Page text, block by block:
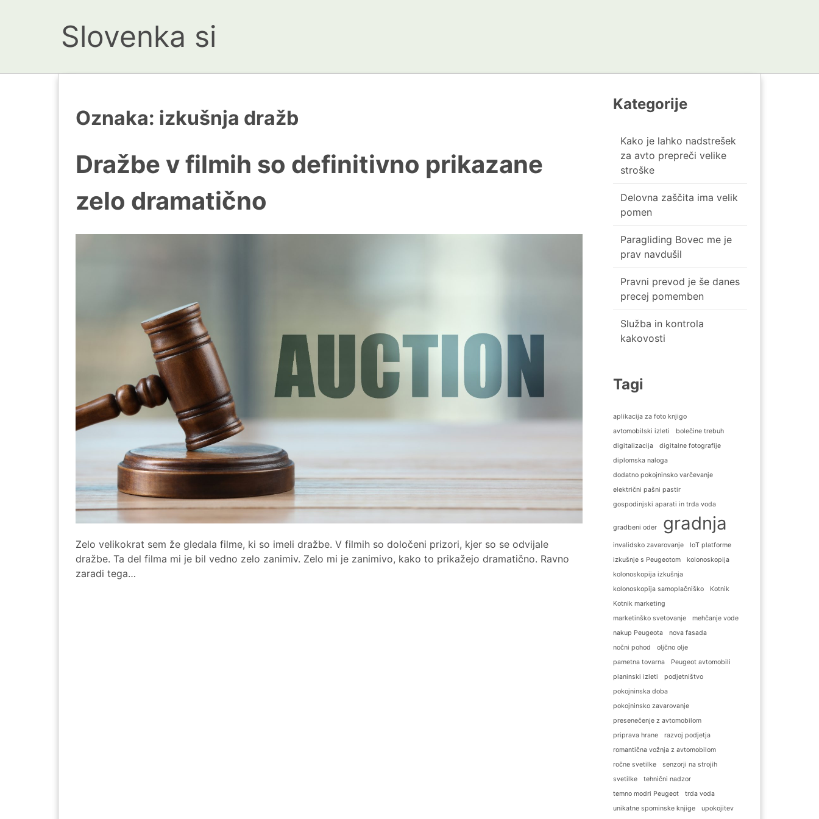
Slovenka si
Oznaka: izkušnja dražb
Dražbe v filmih so definitivno prikazane
zelo dramatično
Zelo velikokrat sem že gledala filme, ki so imeli dražbe. V filmih so določeni prizori, kjer so se odvijale
dražbe. Ta del filma mi je bil vedno zelo zanimiv. Zelo mi je zanimivo, kako to prikažejo dramatično. Ravno
zaradi tega…
Kategorije
Kako je lahko nadstrešek
za avto prepreči velike
stroške
Delovna zaščita ima velik
pomen
Paragliding Bovec me je
prav navdušil
Pravni prevod je še danes
precej pomemben
Služba in kontrola
kakovosti
Tagi
aplikacija za foto knjigo
avtomobilski izleti
bolečine trebuh
digitalizacija
digitalne fotografije
diplomska naloga
dodatno pokojninsko varčevanje
električni pašni pastir
gospodinjski aparati in trda voda
gradbeni oder gradnja
invalidsko zavarovanje
IoT platforme
izkušnje s Peugeotom
kolonoskopija
kolonoskopija izkušnja
kolonoskopija samoplačniško
Kotnik
Kotnik marketing
marketinško svetovanje
mehčanje vode
nakup Peugeota
nova fasada
nočni pohod
oljčno olje
pametna tovarna
Peugeot avtomobili
planinski izleti
podjetništvo
pokojninska doba
pokojninsko zavarovanje
presenečenje z avtomobilom
priprava hrane
razvoj podjetja
romantična vožnja z avtomobilom
ročne svetilke
senzorji na strojih
svetilke
tehnični nadzor
temno modri Peugeot
trda voda
unikatne spominske knjige
upokojitev